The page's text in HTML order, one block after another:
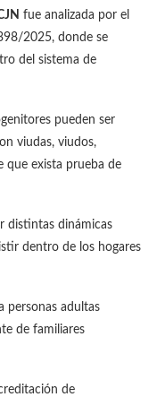
fue analizada por el
2025, donde se
del sistema de
pueden ser
viudas, viudos,
que exista prueba de
distintas dinámicas
dentro de los hogares
personas adultas
de familiares
de